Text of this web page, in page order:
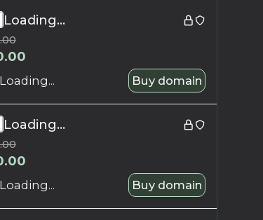
Loading...
Loading... Buy domain
Loading...
Loading... Buy domain